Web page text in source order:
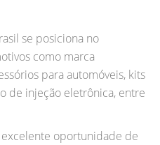
se posiciona no
como marca
para automóveis, kits
de injeção eletrônica, entre
oportunidade de